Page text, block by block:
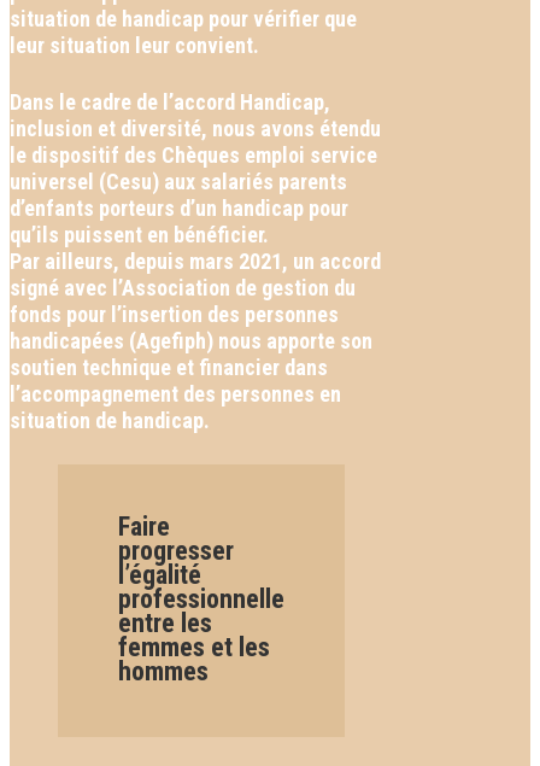
situation de handicap pour vérifier que
leur situation leur convient.
Dans le cadre de l’accord Handicap,
inclusion et diversité, nous avons étendu
le dispositif des Chèques emploi service
universel (Cesu) aux salariés parents
d’enfants porteurs d’un handicap pour
qu’ils puissent en bénéficier.
Par ailleurs, depuis mars 2021, un accord
signé avec l’Association de gestion du
fonds pour l’insertion des personnes
handicapées (Agefiph) nous apporte son
soutien technique et financier dans
l’accompagnement des personnes en
situation de handicap.
Faire
progresser
l’égalité
professionnelle
entre les
femmes et les
hommes